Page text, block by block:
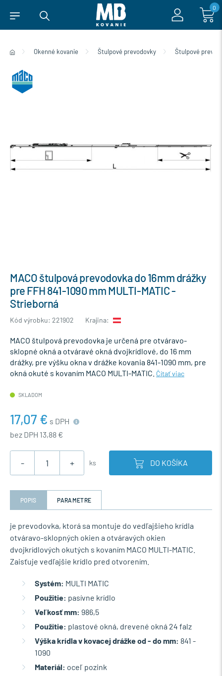
0
Okenné kovanie Štulpové prevodovky Štulpové
MACO štulpová prevodovka do 16mm drážky
pre FFH 841-1090 mm MULTI-MATIC -
Strieborná
Kód výrobku: 221902 Krajina:
MACO štulpová prevodovka je určená pre otváravo-
sklopné okná a otváravé okná dvojkrídlové, do 16 mm
drážky, pre výšku okna v drážke kovania 841-1090 mm, pre
okná okuté s kovaním MACO MULTI-MATIC. Čítať viac
SKLADOM
17,07 € s DPH
bez DPH 13,88 €
- + ks DO KOŠÍKA
POPIS PARAMETRE
je prevodovka, ktorá sa montuje do vedľajšieho krídla
otváravo-sklopných okien a otváravých okien
dvojkrídlových okutých s kovaním MACO MULTI-MATIC.
Zaisťuje vedľajšie krídlo pred otvorením.
Systém: MULTI MATIC
Použitie: pasívne krídlo
Veľkosť mm: 986,5
Použitie: plastové okná, drevené okná 24 falz
Výška krídla v kovacej drážke od - do mm: 841 -
1090
Materiál: oceľ pozink